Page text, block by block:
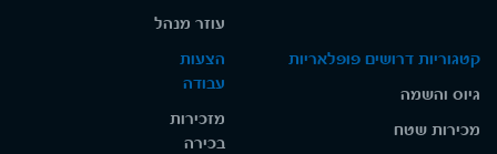
עוזר מנהל
קטגוריות דרושים פופלאריות
גיוס והשמה
מכירות שטח
הצעות
עבודה
מזכירות
בכירה